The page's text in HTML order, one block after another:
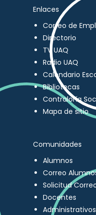
Enlaces
Correo de
Directorio
TV UAQ
Radio UAQ
Calendario
Bibliotecas
Contraloría
Mapa de sitio
Comunidades
Alumnos
Correo
Solicitud
Docentes
Administrativos